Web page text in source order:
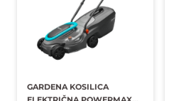
GARDENA KOSILICA